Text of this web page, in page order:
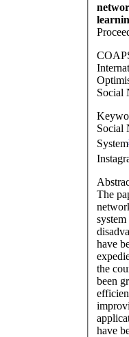
Social
Social
System
The
have been analyzed. Necessity and
expediency of social
the
been
efficiency
improving the efficiency of
have